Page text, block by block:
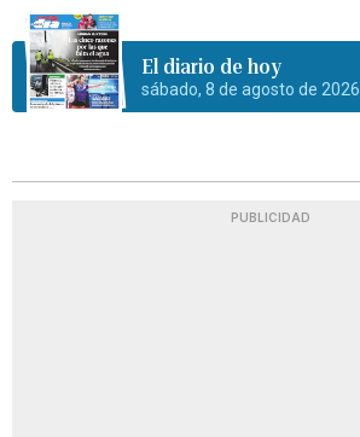
El diario de hoy
sábado, 8 de agosto de 2026
PUBLICIDAD